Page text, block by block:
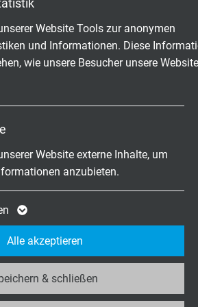
Website Tools zur anonymen
und Informationen. Diese
wie unsere Besucher unsere Website
von Google für Website-Analysen.
statistische Daten darüber, wie der
die Website nutzt.
Google Analytics
Website externe Inhalte, um
anzubieten.
& schließen
Alle akzeptieren
und montiertem RJ45 Stecker
S - IE Verbindungsleitung
Industrial Ethernet Leitung, mit
X-kodiert und montiertem